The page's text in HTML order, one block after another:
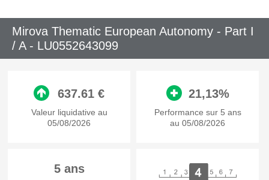
Mirova Thematic European Autonomy - Part I
/ A - LU0552643099
637.61 €
Valeur liquidative au
05/08/2026
21,13%
Performance sur 5 ans
au 05/08/2026
5 ans